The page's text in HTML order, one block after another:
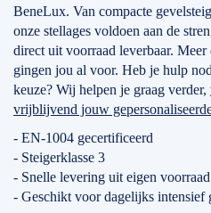
BeneLux. Van compacte
onze stellages voldoen aan de
direct uit voorraad leverbaar.
gingen jou al voor. Heb je hulp
keuze? Wij helpen je graag verder,
vrijblijvend jouw
- EN-1004 gecertificeerd
- Steigerklasse 3
- Snelle levering uit eigen voorraad
- Geschikt voor dagelijks intensief